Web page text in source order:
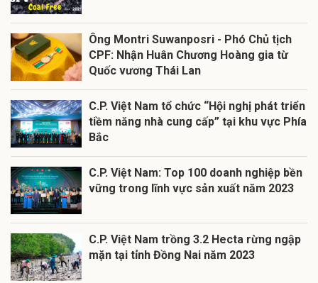
Ông Montri Suwanposri - Phó Chủ tịch
CPF: Nhận Huân Chương Hoàng gia từ
Quốc vương Thái Lan
C.P. Việt Nam tổ chức “Hội nghị phát triển
tiềm năng nhà cung cấp” tại khu vực Phía
Bắc
C.P. Việt Nam: Top 100 doanh nghiệp bền
vững trong lĩnh vực sản xuất năm 2023
C.P. Việt Nam trồng 3.2 Hecta rừng ngập
mặn tại tỉnh Đồng Nai năm 2023